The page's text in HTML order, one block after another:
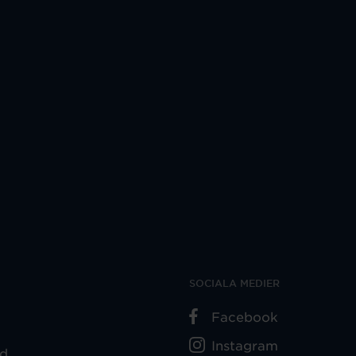
SOCIALA MEDIER
Facebook
Instagram